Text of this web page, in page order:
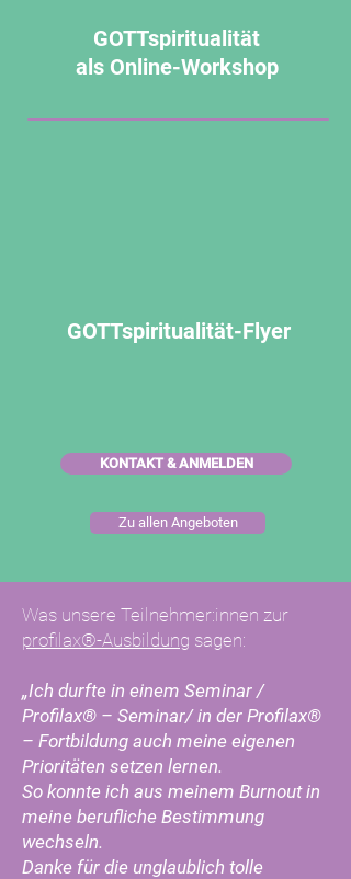
GOTTspiritualität
als Online-Workshop
GOTTspiritualität-Flyer
KONTAKT & ANMELDEN
Zu allen Angeboten
Was unsere Teilnehmer:innen zur
profilax®-Ausbildung sagen:
„Ich durfte in einem Seminar /
Profilax® – Seminar/ in der Profilax®
– Fortbildung auch meine eigenen
Prioritäten setzen lernen.
So konnte ich aus meinem Burnout in
meine berufliche Bestimmung
wechseln.
Danke für die unglaublich tolle